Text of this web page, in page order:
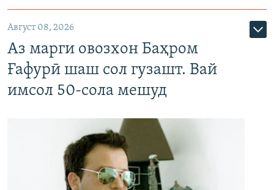
Август 08, 2026
Аз марги овозхон Баҳром
Ғафурӣ шаш сол гузашт. Вай
имсол 50-сола мешуд